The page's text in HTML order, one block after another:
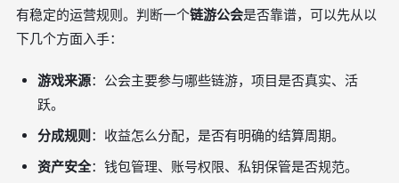
有稳定的运营规则。判断一个链游公会是否靠谱，可以先从以
下几个方面入手：
游戏来源：公会主要参与哪些链游，项目是否真实、活
跃。
分成规则 ：收益怎么分配，是否有明确的结算周期。
资产安全：钱包管理、账号权限、私钥保管是否规范。